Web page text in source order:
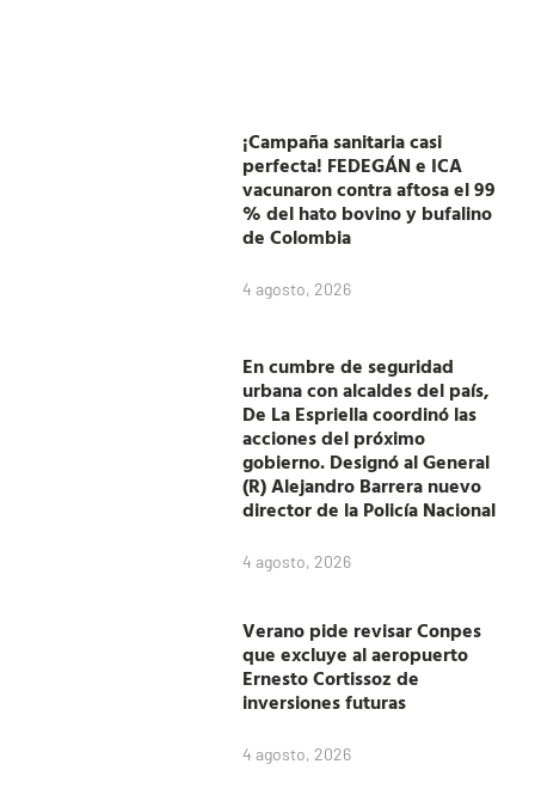
¡Campaña sanitaria casi
perfecta! FEDEGÁN e ICA
vacunaron contra aftosa el 99
% del hato bovino y bufalino
de Colombia
4 agosto, 2026
En cumbre de seguridad
urbana con alcaldes del país,
De La Espriella coordinó las
acciones del próximo
gobierno. Designó al General
(R) Alejandro Barrera nuevo
director de la Policía Nacional
4 agosto, 2026
Verano pide revisar Conpes
que excluye al aeropuerto
Ernesto Cortissoz de
inversiones futuras
4 agosto, 2026